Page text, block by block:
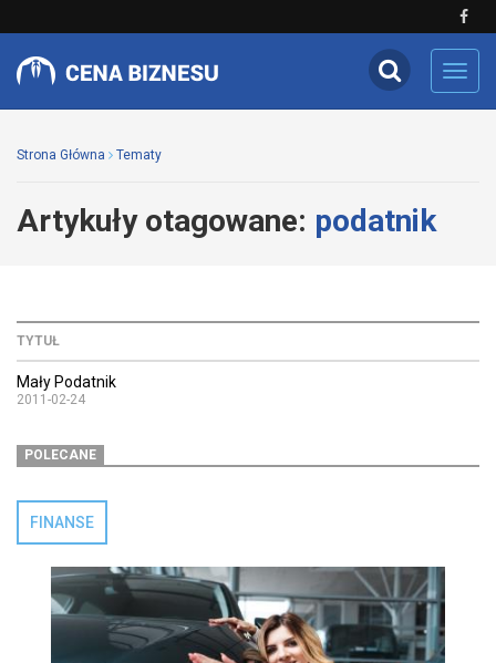
Strona Główna Tematy
Artykuły otagowane: podatnik
TYTUŁ
Mały Podatnik
2011-02-24
POLECANE
FINANSE